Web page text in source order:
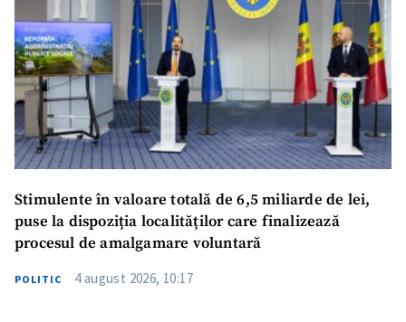
Stimulente în valoare totală de 6,5 miliarde de lei,
puse la dispoziția localităților care finalizează
procesul de amalgamare voluntară
POLITIC 4 august 2026, 10:17